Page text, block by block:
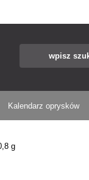
Kalendarz oprysków
g